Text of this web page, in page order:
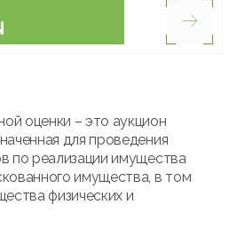
оценки – это аукцион
для проведения
по реализации имущества
имущества, в том
физических и